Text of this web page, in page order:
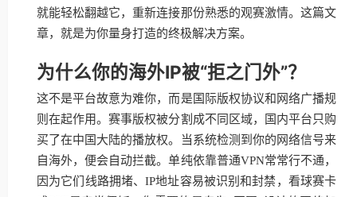
就能轻松翻越它，重新连接那份熟悉的观赛激情。这篇文
章，就是为你量身打造的终极解决方案。
为什么你的海外IP被“拒之门外”？
这不是平台故意为难你，而是国际版权协议和网络广播规
则在起作用。赛事版权被分割成不同区域，国内平台只购
买了在中国大陆的播放权。当系统检测到你的网络信号来
自海外，便会自动拦截。单纯依靠普通VPN常常行不通，
因为它们线路拥堵、IP地址容易被识别和封禁，看球赛卡